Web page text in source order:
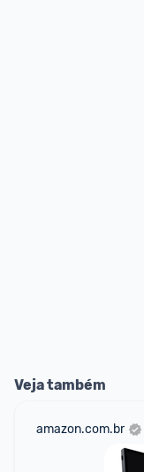
Veja também
amazon.com.br